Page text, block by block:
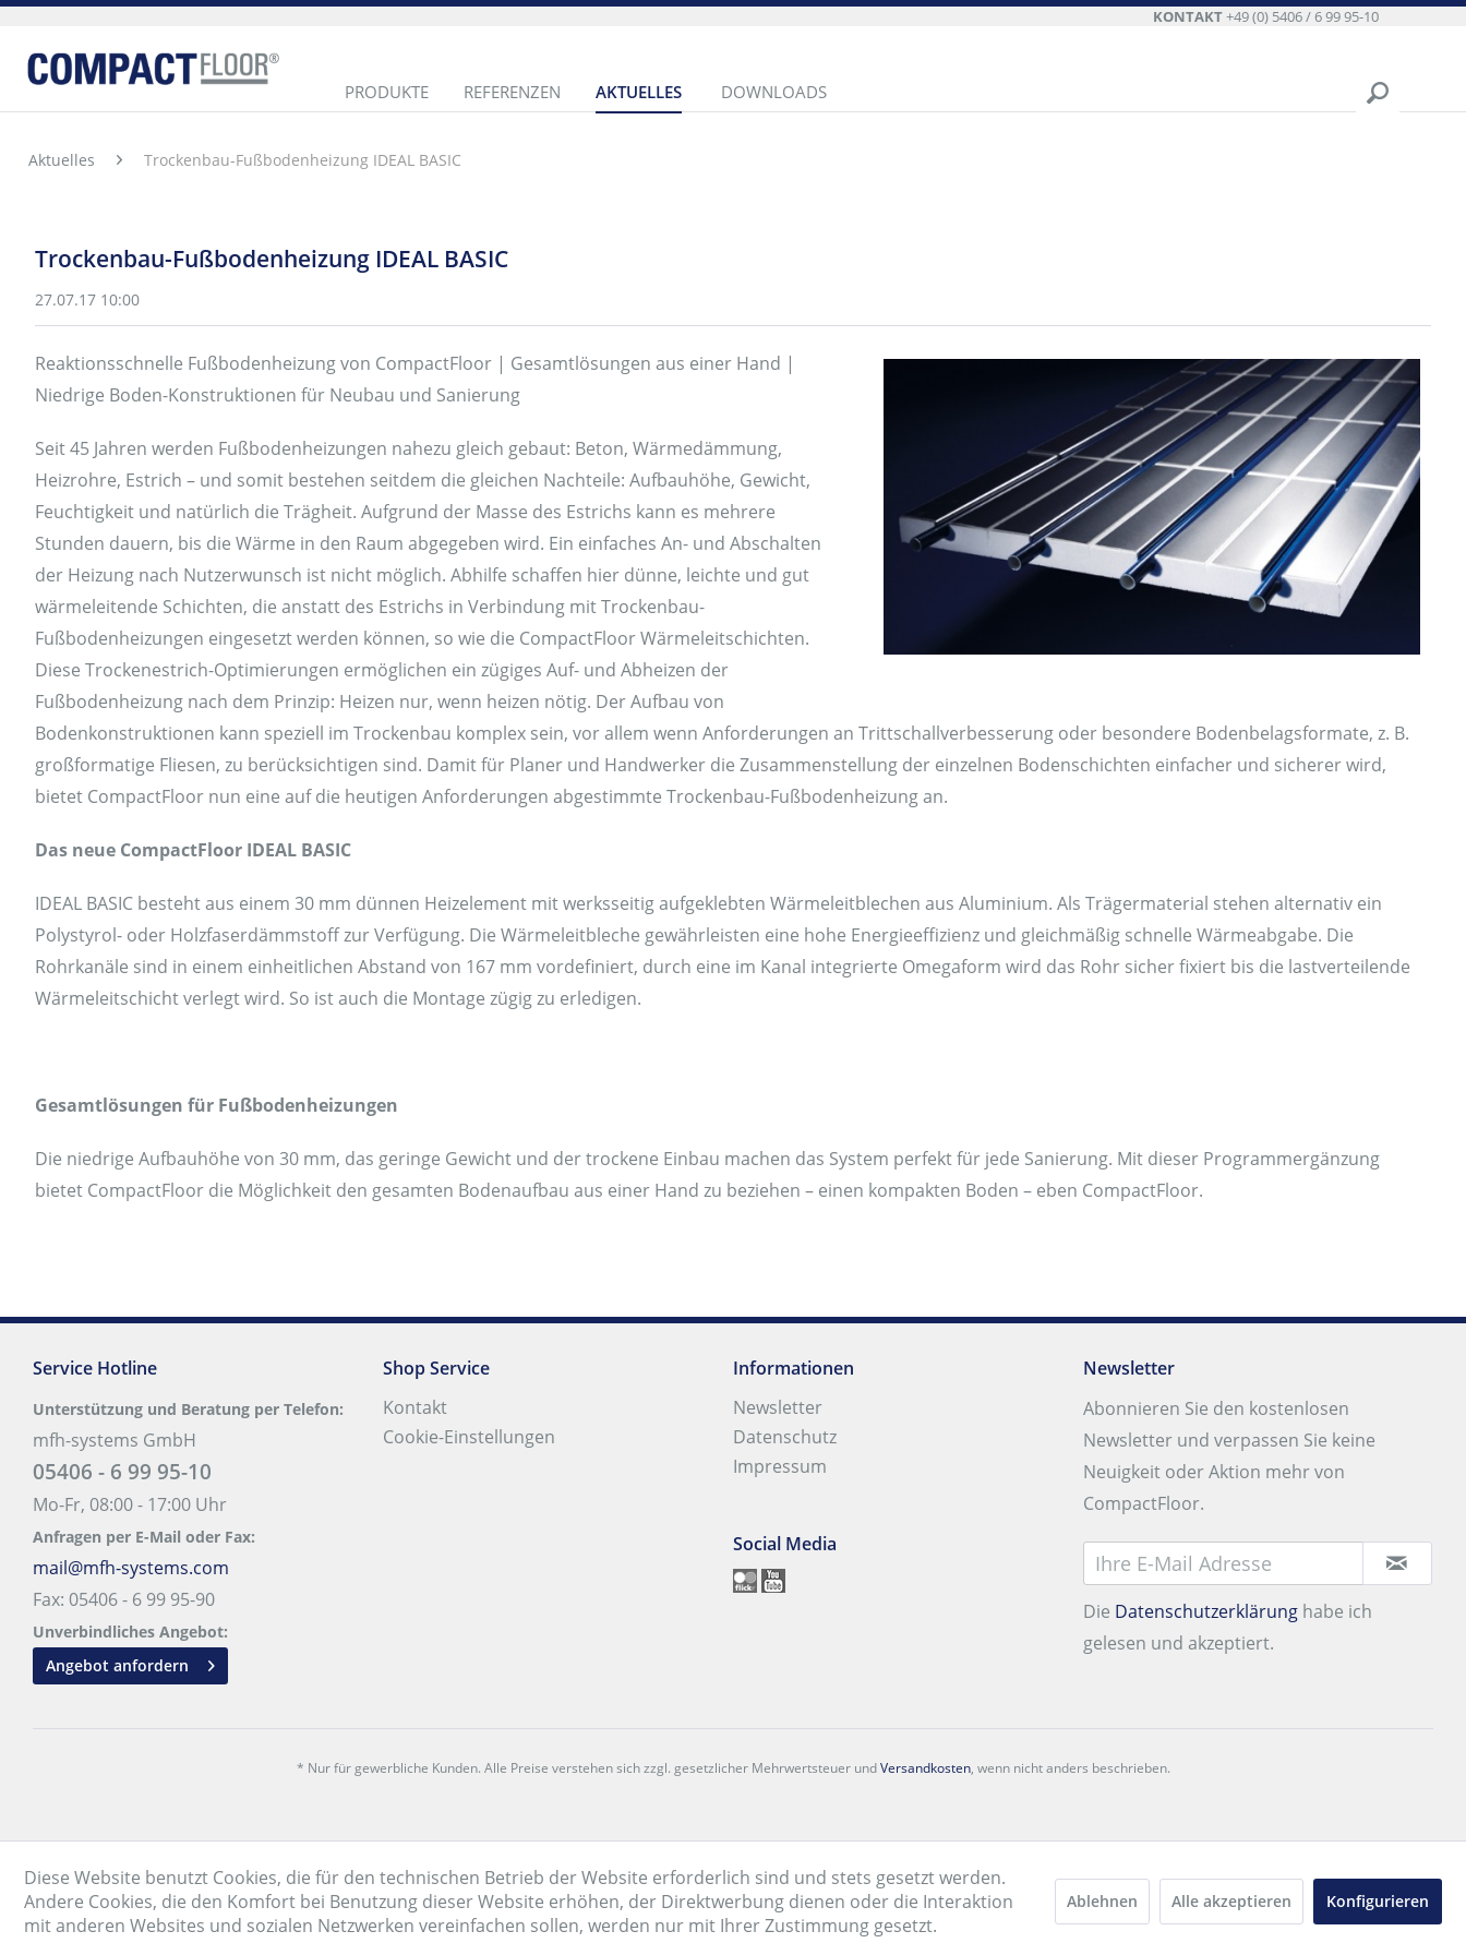
KONTAKT+49 (0) 5406 / 6 99 95-10
PRODUKTE REFERENZEN AKTUELLES DOWNLOADS
Aktuelles Trockenbau-Fußbodenheizung IDEAL BASIC
Trockenbau-Fußbodenheizung IDEAL BASIC
27.07.17 10:00
Reaktionsschnelle Fußbodenheizung von CompactFloor | Gesamtlösungen aus einer Hand |
Niedrige Boden-Konstruktionen für Neubau und Sanierung
Seit 45 Jahren werden Fußbodenheizungen nahezu gleich gebaut: Beton, Wärmedämmung,
Heizrohre, Estrich – und somit bestehen seitdem die gleichen Nachteile: Aufbauhöhe, Gewicht,
Feuchtigkeit und natürlich die Trägheit. Aufgrund der Masse des Estrichs kann es mehrere
Stunden dauern, bis die Wärme in den Raum abgegeben wird. Ein einfaches An- und Abschalten
der Heizung nach Nutzerwunsch ist nicht möglich. Abhilfe schaffen hier dünne, leichte und gut
wärmeleitende Schichten, die anstatt des Estrichs in Verbindung mit Trockenbau-
Fußbodenheizungen eingesetzt werden können, so wie die CompactFloor Wärmeleitschichten.
Diese Trockenestrich-Optimierungen ermöglichen ein zügiges Auf- und Abheizen der
Fußbodenheizung nach dem Prinzip: Heizen nur, wenn heizen nötig. Der Aufbau von
Bodenkonstruktionen kann speziell im Trockenbau komplex sein, vor allem wenn Anforderungen an Trittschallverbesserung oder besondere Bodenbelagsformate, z. B.
großformatige Fliesen, zu berücksichtigen sind. Damit für Planer und Handwerker die Zusammenstellung der einzelnen Bodenschichten einfacher und sicherer wird,
bietet CompactFloor nun eine auf die heutigen Anforderungen abgestimmte Trockenbau-Fußbodenheizung an.
Das neue CompactFloor IDEAL BASIC
IDEAL BASIC besteht aus einem 30 mm dünnen Heizelement mit werksseitig aufgeklebten Wärmeleitblechen aus Aluminium. Als Trägermaterial stehen alternativ ein
Polystyrol- oder Holzfaserdämmstoff zur Verfügung. Die Wärmeleitbleche gewährleisten eine hohe Energieeffizienz und gleichmäßig schnelle Wärmeabgabe. Die
Rohrkanäle sind in einem einheitlichen Abstand von 167 mm vordefiniert, durch eine im Kanal integrierte Omegaform wird das Rohr sicher fixiert bis die lastverteilende
Wärmeleitschicht verlegt wird. So ist auch die Montage zügig zu erledigen.
Gesamtlösungen für Fußbodenheizungen
Die niedrige Aufbauhöhe von 30 mm, das geringe Gewicht und der trockene Einbau machen das System perfekt für jede Sanierung. Mit dieser Programmergänzung
bietet CompactFloor die Möglichkeit den gesamten Bodenaufbau aus einer Hand zu beziehen – einen kompakten Boden – eben CompactFloor.
Service Hotline
Unterstützung und Beratung per Telefon:
mfh-systems GmbH
05406 - 6 99 95-10
Mo-Fr, 08:00 - 17:00 Uhr
Anfragen per E-Mail oder Fax:
mail@mfh-systems.com
Fax: 05406 - 6 99 95-90
Unverbindliches Angebot:
Angebot anfordern
Shop Service
Kontakt
Cookie-Einstellungen
Informationen
Newsletter
Datenschutz
Impressum
Social Media
Newsletter
Abonnieren Sie den kostenlosen
Newsletter und verpassen Sie keine
Neuigkeit oder Aktion mehr von
CompactFloor.
Die Datenschutzerklärung habe ich
gelesen und akzeptiert.
* Nur für gewerbliche Kunden. Alle Preise verstehen sich zzgl. gesetzlicher Mehrwertsteuer undVersandkosten, wenn nicht anders beschrieben.
Diese Website benutzt Cookies, die für den technischen Betrieb der Website erforderlich sind und stets gesetzt werden.
Andere Cookies, die den Komfort bei Benutzung dieser Website erhöhen, der Direktwerbung dienen oder die Interaktion
mit anderen Websites und sozialen Netzwerken vereinfachen sollen, werden nur mit Ihrer Zustimmung gesetzt.
Ablehnen Alle akzeptieren Konfigurieren